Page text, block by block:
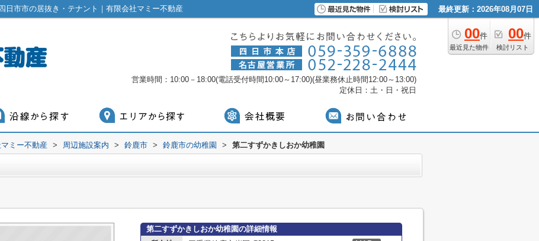
日市市の居抜き・テナント｜有限会社マミー不動産 最終更新：2026年08月07日
00件
最近見た物件
00件
検討リスト
営業時間：10:00－18:00(電話受付時間10:00～17:00)(昼業務休止時間12:00～13:00)
定休日：土・日・祝日
ミー不動産 > 周辺施設案内 > 鈴鹿市 > 鈴鹿市の幼稚園 > 第二すずかきしおか幼稚園
第二すずかきしおか幼稚園の詳細情報